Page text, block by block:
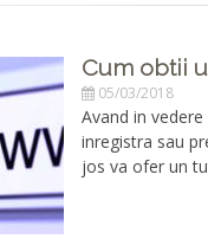
Cum obtii
05/03/2018
Avand in
inregistra sau
jos va ofer un